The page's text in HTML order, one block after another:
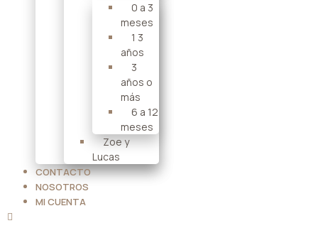
0 a 3
meses
1 3
años
3
años o
más
6 a 12
meses
Zoe y
Lucas
CONTACTO
NOSOTROS
MI CUENTA